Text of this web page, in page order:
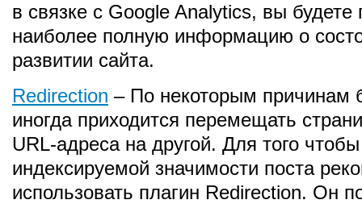
в связке с Google Analytics, вы будете
наиболее полную информацию о
развитии сайта.
Redirection – По некоторым причинам
иногда приходится перемещать
URL-адреса на другой. Для того
индексируемой значимости поста
использовать плагин Redirection. Он